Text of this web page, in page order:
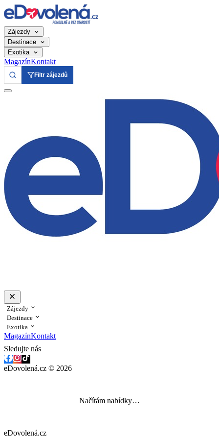
Zájezdy
Destinace
Exotika
MagazínKontakt
Filtr zájezdů
Zájezdy
Destinace
Exotika
MagazínKontakt
Sledujte nás
eDovolená.cz © 2026
Načítám nabídky…
eDovolená.cz